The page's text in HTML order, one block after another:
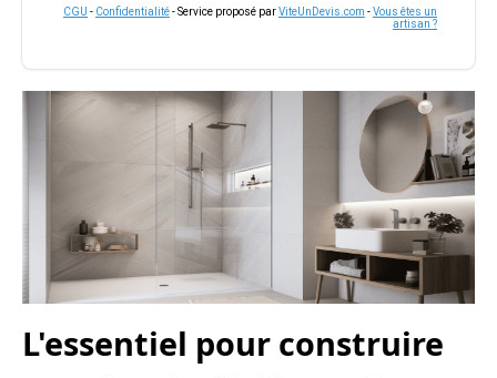
CGU - Confidentialité- Service proposé parViteUnDevis.com -Vous êtes un
artisan ?
L'essentiel pour construire